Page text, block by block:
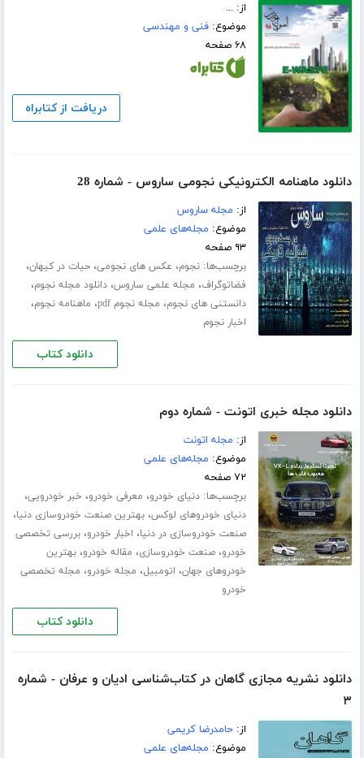
از: ...
موضوع:فنی و مهندسی
۶۸ صفحه
دریافت از کتابراه
دانلود ماهنامه الکترونیکی نجومی ساروس - شماره 28
از: مجله ساروس
موضوع: مجله‌های علمی
۹۳ صفحه
برچسب‌ها:نجوم، عکس های نجومی،حیات در کیهان،
فضاتوگراف، مجله علمی ساروس،دانلود مجله نجوم،
دانستنی های نجوم، مجله نجوم pdf ، ماهنامه نجوم،
اخبار نجوم
دانلود کتاب
دانلود مجله خبری اتونت - شماره دوم
از: مجله اتونت
موضوع: مجله‌های علمی
۷۲ صفحه
برچسب‌ها:دنیای خودرو، معرفی خودرو، خبر خودرویی،
دنیای خودروهای لوکس،بهترین صنعت خودروسازی دنیا،
صنعت خودروسازی در دنیا، اخبار خودرو،بررسی تخصصی
خودرو،صنعت خودروسازی، مقاله خودرو،بهترین
خودروهای جهان، اتومبیل، مجله خودرو، مجله تخصصی
خودرو
دانلود کتاب
دانلود نشریه مجازی گاهان در کتاب‌شناسی ادیان و عرفان - شماره
۳
از:حامدرضا کریمی
موضوع: مجله‌های علمی